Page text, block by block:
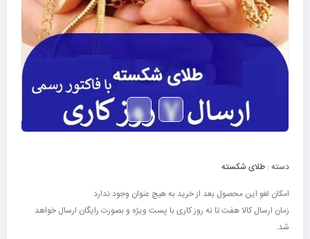
دسته : طلای شکسته
امکان لغو این محصول بعد از خرید به هیچ عنوان وجود ندارد
زمان ارسال کالا هفت تا نه روز کاری با پست ویژه و بصورت رایگان ارسال خواهد
شد.